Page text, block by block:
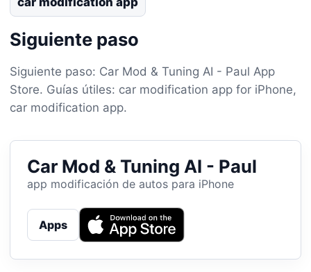
Siguiente paso
Siguiente paso: Car Mod & Tuning AI - Paul App
Store. Guías útiles: car modification app for iPhone,
car modification app.
Car Mod & Tuning AI - Paul
app modificación de autos para iPhone
Apps